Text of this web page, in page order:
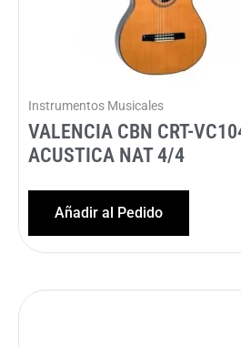
Instrumentos Musicales
VALENCIA CBN CRT-
ACUSTICA NAT 4/4
Añadir al Pedido